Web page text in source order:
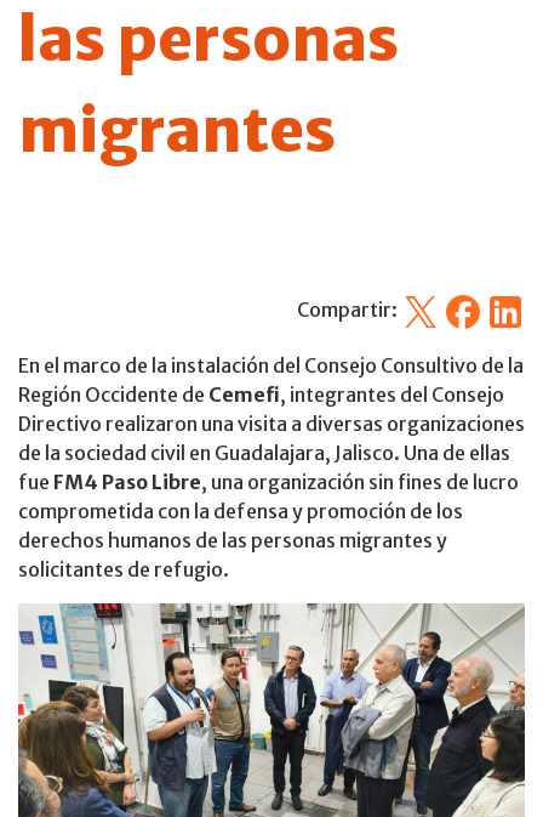
las personas
migrantes
Compartir: X Facebook
En el marco de la instalación del Consejo Consultivo de la
Región Occidente de Cemefi, integrantes del Consejo
Directivo realizaron una visita a diversas organizaciones
de la sociedad civil en Guadalajara, Jalisco. Una de ellas
fue FM4 Paso Libre, una organización sin fines de lucro
comprometida con la defensa y promoción de los
derechos humanos de las personas migrantes y
solicitantes de refugio.